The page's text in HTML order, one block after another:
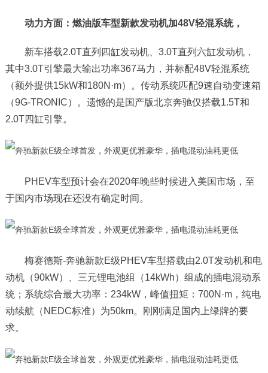
动力方面：燃油版车型新款发动机加48V轻混系统，
新车搭载2.0T直列四缸发动机、3.0T直列六缸发动机，
其中3.0T引擎最大输出功率367马力，并标配48V轻混系统
（额外提供15kW和180N·m）。传动系统匹配9速自动变速箱
（9G-TRONIC）。遗憾的是国产版北京奔驰仅搭载1.5T和
2.0T四缸引擎。
PHEV车型预计会在2020年晚些时候进入美国市场，至
于国内市场现在还没有确定时间。
梅赛德斯-奔驰新款E级PHEV车型搭载由2.0T发动机和电
动机（90kW）、三元锂电池组（14kWh）组成的插电混动系
统；系统综合最大功率：234kW，峰值扭矩：700N·m，纯电
动续航（NEDC标准）为50km。刚刚满足国内上绿牌的要
求。